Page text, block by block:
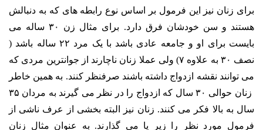
برای زنان نیز این فرمول بر اساس نوع رابطه های که به دنبالش
هستند و سن خودشان فرق دارد. برای مثال زن ۳۰ ساله می
بایست برای او و جامعه عادی باشد با یک مرد ۲۲ ساله باشد (
نصف ۳۰ به علاوه ۷) ولی عملا زنان ناچارند از جوانترین مردی که
می توانند نقشه ازدواج داشته باشند صرفنظر کنند. به همین خاطر
زنان حوالی ۳۰ سال که ازدواج را در نظر می گیرند به مردان ۳۵
سال به بالا فکر می کنند. زنان نیز البته بخشی از عرف ناشی از
فرمول مورد نظر را زیر پا می گذارند. به عنوان مثال زنان